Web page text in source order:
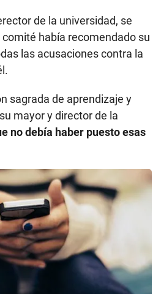
de la universidad, se
había recomendado su
las acusaciones contra la
sagrada de aprendizaje y
mayor y director de la
no debía haber puesto esas